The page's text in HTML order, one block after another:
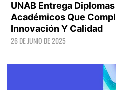
UNAB Entrega
Académicos Que
Innovación Y Calidad
26 DE JUNIO DE 2025